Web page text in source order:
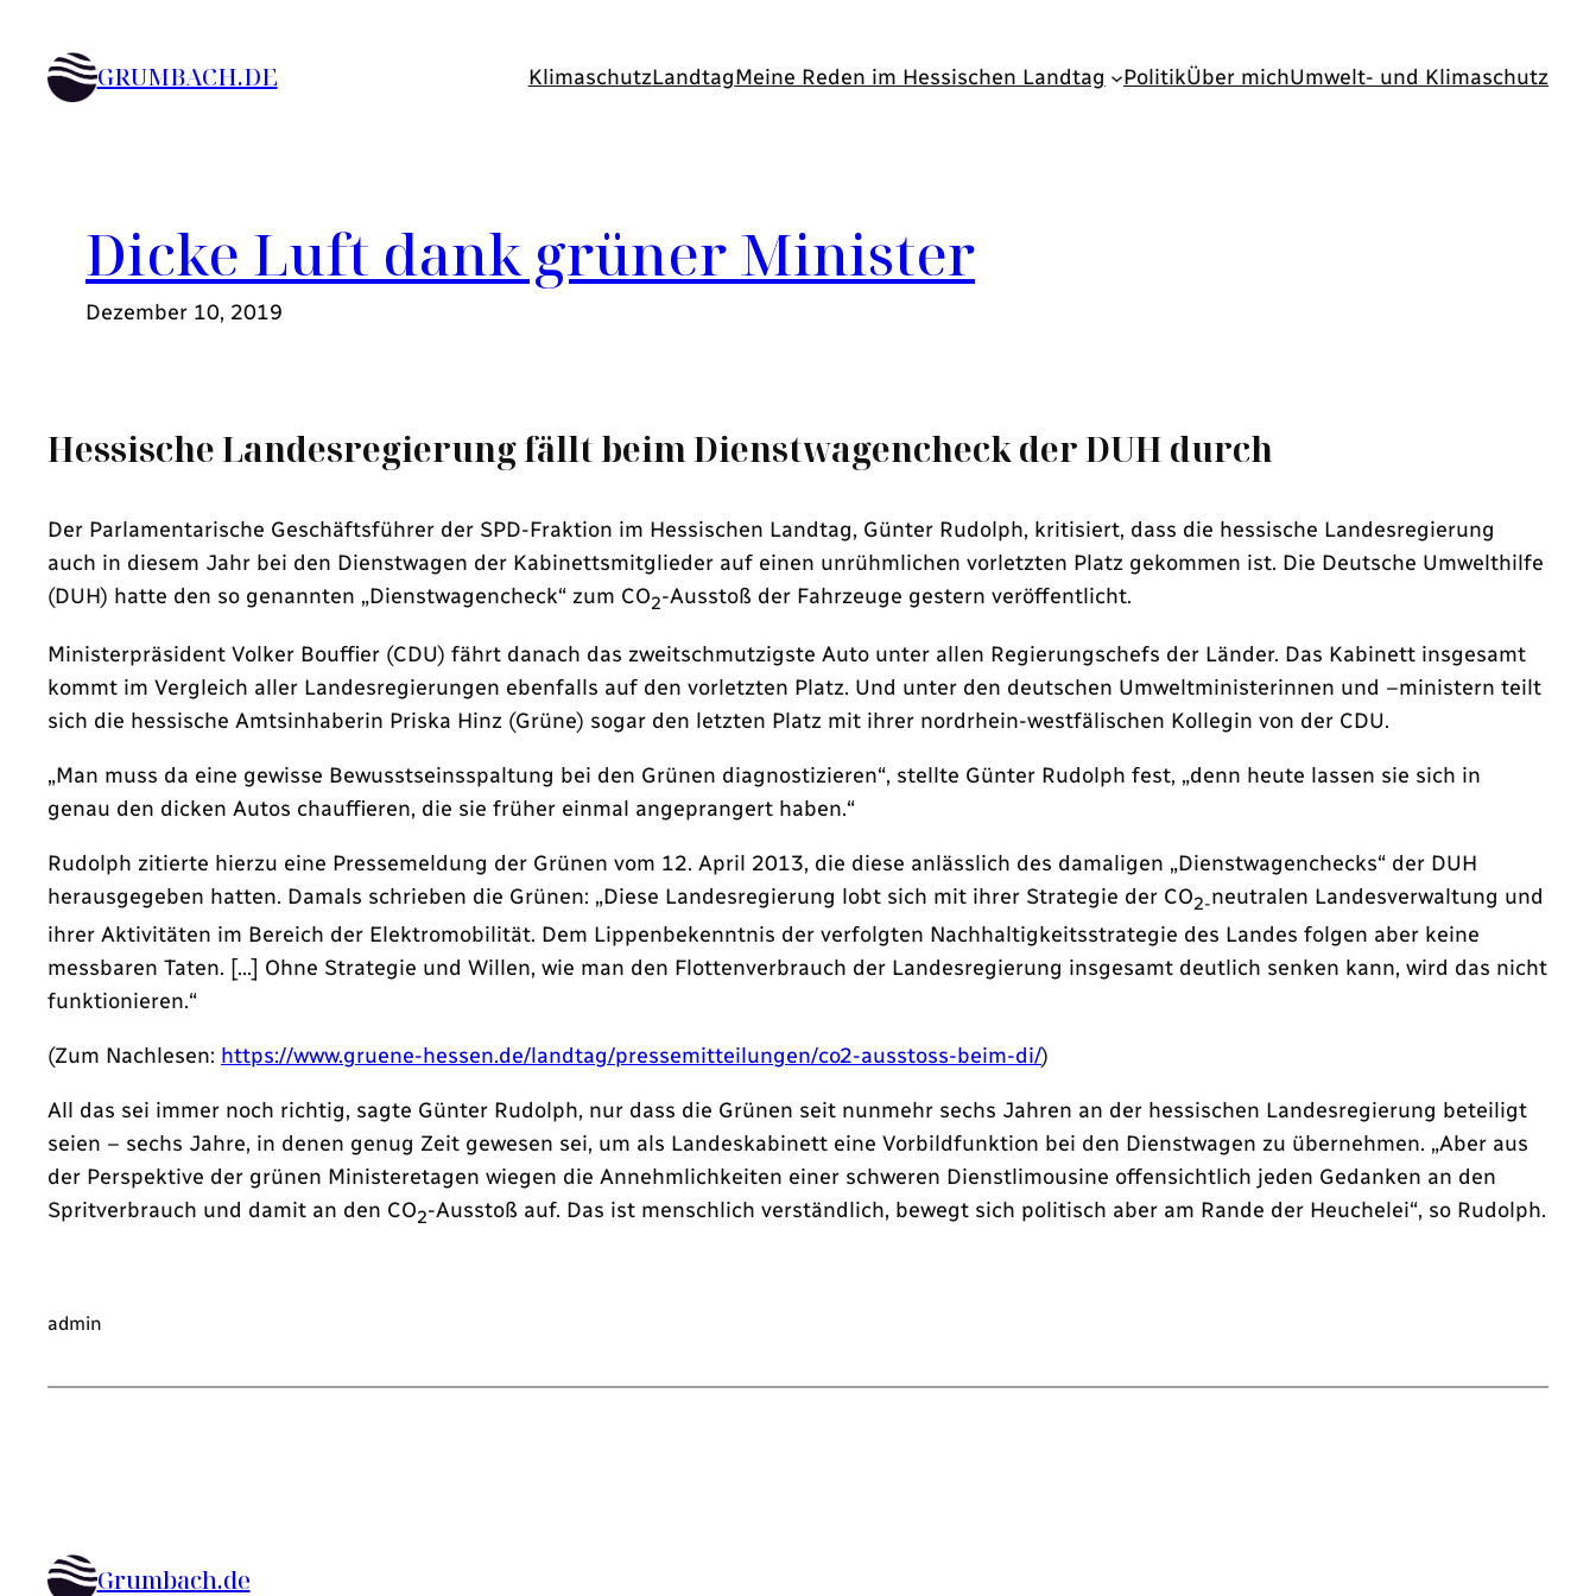
Inhalt
springenGRUMBACH.DE KlimaschutzLandtagMeine Reden im Hessischen Landtag PolitikÜber michUmwelt- und Klimaschutz
Dicke Luft dank grüner Minister
Dezember 10, 2019
Hessische Landesregierung fällt beim Dienstwagencheck der DUH durch
Der Parlamentarische Geschäftsführer der SPD-Fraktion im Hessischen Landtag, Günter Rudolph, kritisiert, dass die hessische Landesregierung
auch in diesem Jahr bei den Dienstwagen der Kabinettsmitglieder auf einen unrühmlichen vorletzten Platz gekommen ist. Die Deutsche Umwelthilfe
(DUH) hatte den so genannten „Dienstwagencheck“ zum CO2-Ausstoß der Fahrzeuge gestern veröffentlicht.
Ministerpräsident Volker Bouffier (CDU) fährt danach das zweitschmutzigste Auto unter allen Regierungschefs der Länder. Das Kabinett insgesamt
kommt im Vergleich aller Landesregierungen ebenfalls auf den vorletzten Platz. Und unter den deutschen Umweltministerinnen und –ministern teilt
sich die hessische Amtsinhaberin Priska Hinz (Grüne) sogar den letzten Platz mit ihrer nordrhein-westfälischen Kollegin von der CDU.
„Man muss da eine gewisse Bewusstseinsspaltung bei den Grünen diagnostizieren“, stellte Günter Rudolph fest, „denn heute lassen sie sich in
genau den dicken Autos chauffieren, die sie früher einmal angeprangert haben.“
Rudolph zitierte hierzu eine Pressemeldung der Grünen vom 12. April 2013, die diese anlässlich des damaligen „Dienstwagenchecks“ der DUH
herausgegeben hatten. Damals schrieben die Grünen: „Diese Landesregierung lobt sich mit ihrer Strategie der CO2-neutralen Landesverwaltung und
ihrer Aktivitäten im Bereich der Elektromobilität. Dem Lippenbekenntnis der verfolgten Nachhaltigkeitsstrategie des Landes folgen aber keine
messbaren Taten. […] Ohne Strategie und Willen, wie man den Flottenverbrauch der Landesregierung insgesamt deutlich senken kann, wird das nicht
funktionieren.“
(Zum Nachlesen: https://www.gruene-hessen.de/landtag/pressemitteilungen/co2-ausstoss-beim-di/)
All das sei immer noch richtig, sagte Günter Rudolph, nur dass die Grünen seit nunmehr sechs Jahren an der hessischen Landesregierung beteiligt
seien – sechs Jahre, in denen genug Zeit gewesen sei, um als Landeskabinett eine Vorbildfunktion bei den Dienstwagen zu übernehmen. „Aber aus
der Perspektive der grünen Ministeretagen wiegen die Annehmlichkeiten einer schweren Dienstlimousine offensichtlich jeden Gedanken an den
Spritverbrauch und damit an den CO2-Ausstoß auf. Das ist menschlich verständlich, bewegt sich politisch aber am Rande der Heuchelei“, so Rudolph.
admin
Grumbach.de